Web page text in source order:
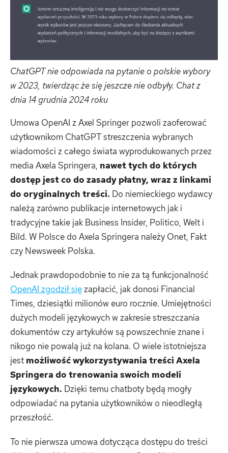
ChatGPT nie odpowiada na pytanie o polskie wybory
w 2023, twierdząc że się jeszcze nie odbyły. Chat z
dnia 14 grudnia 2024 roku
Umowa OpenAI z Axel Springer pozwoli zaoferować
użytkownikom ChatGPT streszczenia wybranych
wiadomości z całego świata wyprodukowanych przez
media Axela Springera, nawet tych do których
dostęp jest co do zasady płatny, wraz z linkami
do oryginalnych treści. Do niemieckiego wydawcy
należą zarówno publikacje internetowych jak i
tradycyjne takie jak Business Insider, Politico, Welt i
Bild. W Polsce do Axela Springera należy Onet, Fakt
czy Newsweek Polska.
Jednak prawdopodobnie to nie za tą funkcjonalność
OpenAI zgodził sięzapłacić, jak donosi Financial
Times, dziesiątki milionów euro rocznie. Umiejętności
dużych modeli językowych w zakresie streszczania
dokumentów czy artykułów są powszechnie znane i
nikogo nie powalą już na kolana. O wiele istotniejsza
jest możliwość wykorzystywania treści Axela
Springera do trenowania swoich modeli
językowych. Dzięki temu chatboty będą mogły
odpowiadać na pytania użytkowników o nieodległą
przeszłość.
To nie pierwsza umowa dotycząca dostępu do treści